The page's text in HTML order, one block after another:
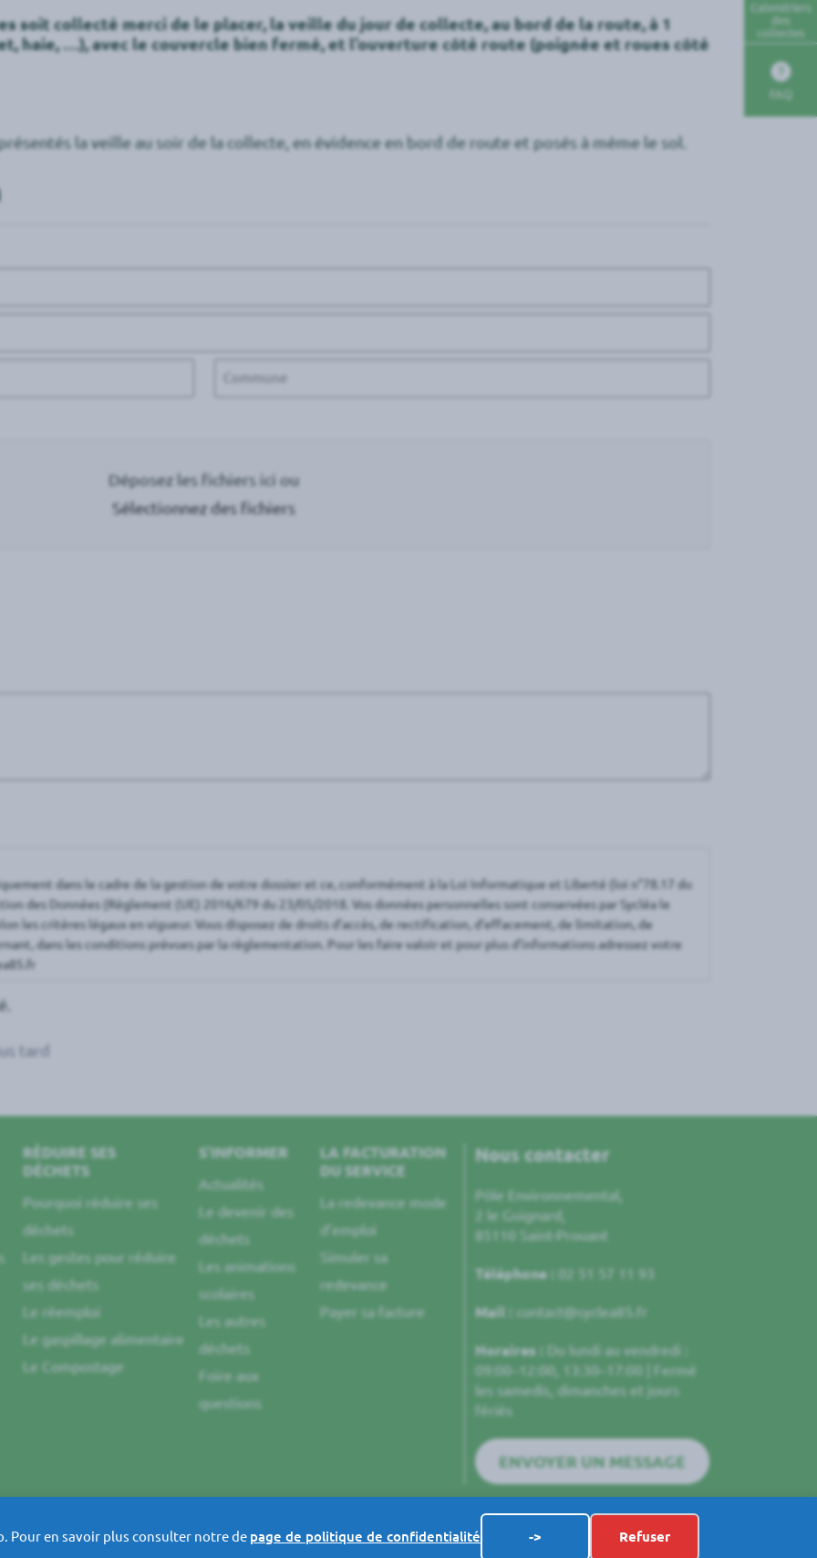
Calendriers
des
collectes
FAQ
soit collecté merci de le placer, la veille du jour de collecte, au bord de la route, à 1
haie, …), avec le couvercle bien fermé, et l’ouverture côté route (poignée et roues côté
la veille au soir de la collecte, en évidence en bord de route et posés à même le sol.
Déposez les fichiers ici ou
Sélectionnez des fichiers
dans le cadre de la gestion de votre dossier et ce, conformément à la Loi Informatique et Liberté (loi n°78.17 du
des Données (Règlement (UE) 2016/679 du 23/05/2018. Vos données personnelles sont conservées par Sycléa le
les critères légaux en vigueur. Vous disposez de droits d’accès, de rectification, d’effacement, de limitation, de
dans les conditions prévues par la règlementation. Pour les faire valoir et pour plus d’informations adressez votre
tard
RÉDUIRE SES
DÉCHETS
Pourquoi réduire ses
déchets
Les gestes pour réduire
ses déchets
Le réemploi
Le gaspillage alimentaire
Le Compostage
S’INFORMER
Actualités
Le devenir des
déchets
Les animations
scolaires
Les autres
déchets
Foire aux
questions
LA FACTURATION
DU SERVICE
La redevance mode
d’emploi
Simuler sa
redevance
Payer sa facture
Nous contacter
Pôle Environnemental,
2 le Guignard,
85110 Saint-Prouant
Téléphone : 02 51 57 11 93
Mail : contact@syclea85.fr
Horaires :
Du lundi au vendredi :
09:00–12:00, 13:30–17:00 | Fermé
les samedis, dimanches et jours
fériés
ENVOYER UN MESSAGE
du site Accessibilité Mention légales Politique de confidentialité
Pour en savoir plus consulter notre de page de politique de confidentialité -> Refuser